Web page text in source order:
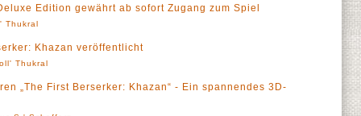
Edition gewährt ab sofort Zugang zum Spiel
Thukral
Khazan veröffentlicht
Thukral
„The First Berserker: Khazan“ - Ein spannendes 3D-